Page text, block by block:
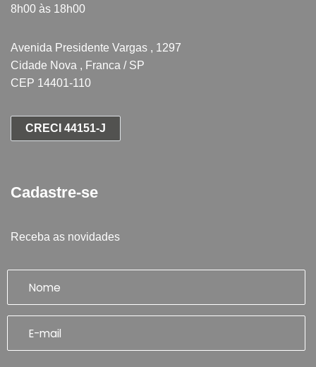
8h00 às 18h00
Avenida Presidente Vargas , 1297
Cidade Nova , Franca / SP
CEP 14401-110
CRECI 44151-J
Cadastre-se
Receba as novidades